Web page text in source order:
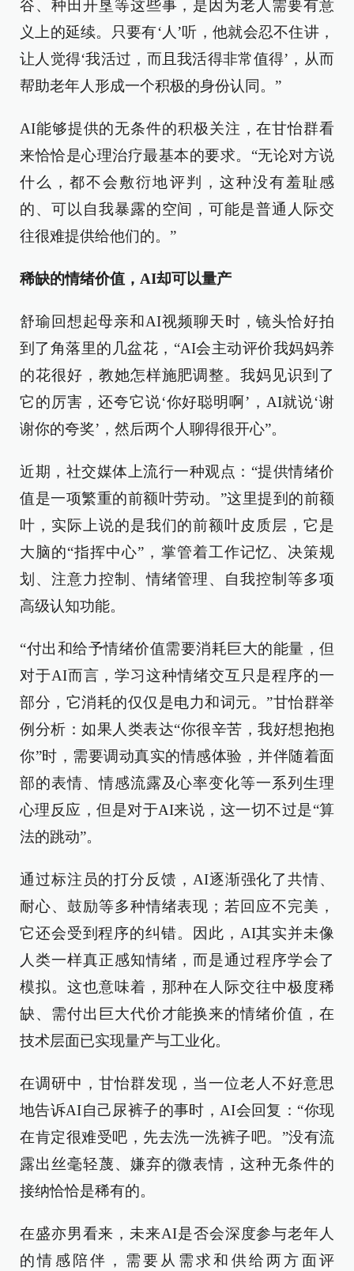
谷、种田开垦等这些事，是因为老人需要有意
义上的延续。只要有‘人’听，他就会忍不住讲，
让人觉得‘我活过，而且我活得非常值得’，从而
帮助老年人形成一个积极的身份认同。”
AI能够提供的无条件的积极关注，在甘怡群看
来恰恰是心理治疗最基本的要求。“无论对方说
什么，都不会敷衍地评判，这种没有羞耻感
的、可以自我暴露的空间，可能是普通人际交
往很难提供给他们的。”
稀缺的情绪价值，AI却可以量产
舒瑜回想起母亲和AI视频聊天时，镜头恰好拍
到了角落里的几盆花，“AI会主动评价我妈妈养
的花很好，教她怎样施肥调整。我妈见识到了
它的厉害，还夸它说‘你好聪明啊’，AI就说‘谢
谢你的夸奖’，然后两个人聊得很开心”。
近期，社交媒体上流行一种观点：“提供情绪价
值是一项繁重的前额叶劳动。”这里提到的前额
叶，实际上说的是我们的前额叶皮质层，它是
大脑的“指挥中心”，掌管着工作记忆、决策规
划、注意力控制、情绪管理、自我控制等多项
高级认知功能。
“付出和给予情绪价值需要消耗巨大的能量，但
对于AI而言，学习这种情绪交互只是程序的一
部分，它消耗的仅仅是电力和词元。”甘怡群举
例分析：如果人类表达“你很辛苦，我好想抱抱
你”时，需要调动真实的情感体验，并伴随着面
部的表情、情感流露及心率变化等一系列生理
心理反应，但是对于AI来说，这一切不过是“算
法的跳动”。
通过标注员的打分反馈，AI逐渐强化了共情、
耐心、鼓励等多种情绪表现；若回应不完美，
它还会受到程序的纠错。因此，AI其实并未像
人类一样真正感知情绪，而是通过程序学会了
模拟。这也意味着，那种在人际交往中极度稀
缺、需付出巨大代价才能换来的情绪价值，在
技术层面已实现量产与工业化。
在调研中，甘怡群发现，当一位老人不好意思
地告诉AI自己尿裤子的事时，AI会回复：“你现
在肯定很难受吧，先去洗一洗裤子吧。”没有流
露出丝毫轻蔑、嫌弃的微表情，这种无条件的
接纳恰恰是稀有的。
在盛亦男看来，未来AI是否会深度参与老年人
的情感陪伴，需要从需求和供给两方面评